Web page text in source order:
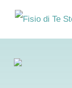
Salta